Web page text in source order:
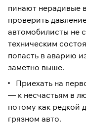
пинают нерадивые
проверить
автомобилисты не
техническим
попасть в аварию
заметно выше.
Приехать на
— к несчастьям в
потому как редкой
грязном авто.